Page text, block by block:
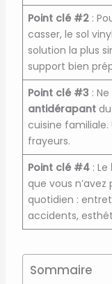
Point clé #2:
casser, le sol
solution la plus
support bien
Point clé #3 :
antidérapantdu
cuisine
frayeurs.
Point clé #4: Le
que vous n’avez
quotidien :
accidents,
Sommaire